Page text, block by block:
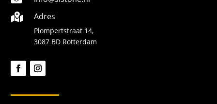

Adres
Plompertstraat 14,
3087 BD Rotterdam